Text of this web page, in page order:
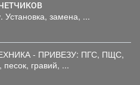
Установка, замена, ...
- ПРИВЕЗУ: ПГС, ПЩС,
гравий, ...